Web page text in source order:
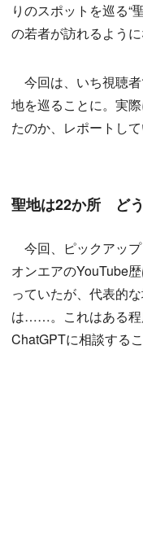
りのスポットを巡る“
の若者が訪れるように
今回は、いち視聴
地を巡ることに。実
たのか、レポートして
聖地は22か所 ど
今回、ピックアッ
オンエアのYouTube
っていたが、代表的
は……。これはある程
ChatGPTに相談するこ